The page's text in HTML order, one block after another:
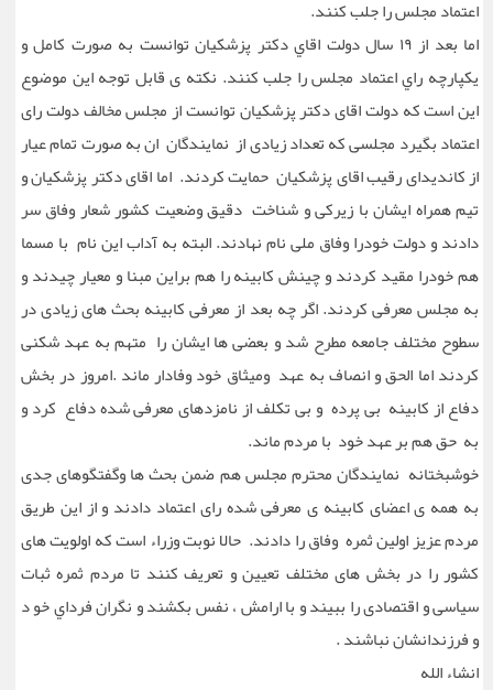
اعتماد مجلس را جلب کنند.
اما بعد از ١٩ سال دولت اقاي دکتر پزشکيان توانست به صورت کامل و
يکپارچه راي اعتماد مجلس را جلب کنند. نکته ی قابل توجه این موضوع
این است که دولت اقای دکتر پزشکیان توانست از مجلس مخالف دولت رای
اعتماد بگیرد مجلسی که تعداد زیادی از نمایندگان ان به صورت تمام عیار
از کاندیدای رقیب اقای پزشکیان حمایت کردند. اما اقای دکتر پزشکیان و
تیم همراه ایشان با زیرکی و شناخت دقیق وضعیت کشور شعار وفاق سر
دادند و دولت خودرا وفاق ملی نام نهادند. البته به آداب این نام با مسما
هم خودرا مقید کردند و چینش کابینه را هم براین مبنا و معیار چیدند و
به مجلس معرفی کردند. اگر چه بعد از معرفی کابینه بحث های زیادی در
سطوح مختلف جامعه مطرح شد و بعضی ها ایشان را متهم به عهد شکنی
کردند اما الحق و انصاف به عهد و‌میثاق خود وفادار ماند .امروز در بخش
دفاع از کابینه بی پرده و بی تکلف از نامزدهای معرفی شده دفاع کرد و
به حق هم بر عهد خود با مردم ماند.
خوشبختانه نمایندگان محترم مجلس هم ضمن بحث ها و‌گفتگوهای جدی
به همه ی اعضای کابینه ی معرفی شده رای اعتماد دادند و از اين طريق
مردم عزیز اولين ثمره وفاق را دادند. حالا نوبت وزراء است که اولویت های
کشور را در بخش های مختلف تعیین و تعریف کنند تا مردم ثمره ثبات
سیاسی و اقتصادی را ببیند و با ارامش ، نفس بکشند و نگران فرداي خو د
و فرزندانشان نباشند .
انشاء الله